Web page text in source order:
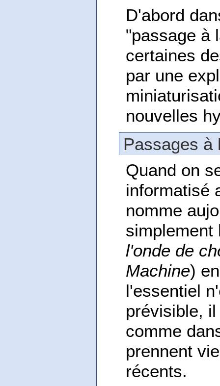
D'abord
"passage à
certaines
par une
nouvelles
Passages à
Quand on
informatisé
nomme
simplement
l'onde de
Machine)
l'essentiel
prévisible,
comme
prennent
récents.